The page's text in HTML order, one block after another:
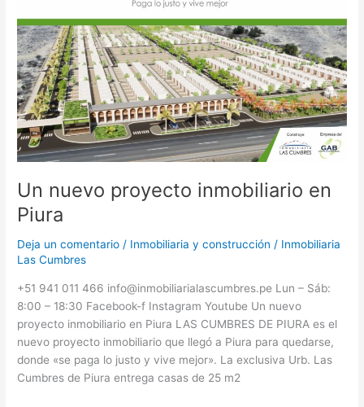
Un nuevo proyecto inmobiliario en
Piura
Deja un comentario / Inmobiliaria y construcción / Inmobiliaria
Las Cumbres
+51 941 011 466 info@inmobiliarialascumbres.pe Lun – Sáb:
8:00 – 18:30 Facebook-f Instagram Youtube Un nuevo
proyecto inmobiliario en Piura LAS CUMBRES DE PIURA es el
nuevo proyecto inmobiliario que llegó a Piura para quedarse,
donde «se paga lo justo y vive mejor». La exclusiva Urb. Las
Cumbres de Piura entrega casas de 25 m2
Piura